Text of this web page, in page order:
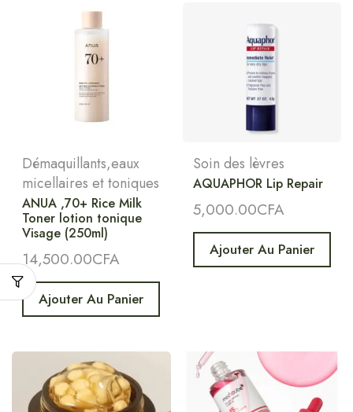
Démaquillants,eaux
micellaires et toniques
ANUA ,70+ Rice Milk
Toner lotion tonique
Visage (250ml)
14,500.00CFA
Ajouter Au Panier
Soin des lèvres
AQUAPHOR Lip Repair
5,000.00CFA
Ajouter Au Panier